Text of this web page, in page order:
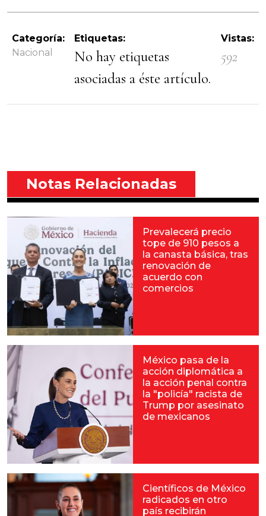
Categoría:
Nacional
Etiquetas:
No hay etiquetas
asociadas a éste artículo.
Vistas:
592
Notas Relacionadas
Prevalecerá precio
tope de 910 pesos a
la canasta básica, tras
renovación de
acuerdo con
comercios
México pasa de la
acción diplomática a
la acción penal contra
la "policía" racista de
Trump por asesinato
de mexicanos
Científicos de México
radicados en otro
país recibirán